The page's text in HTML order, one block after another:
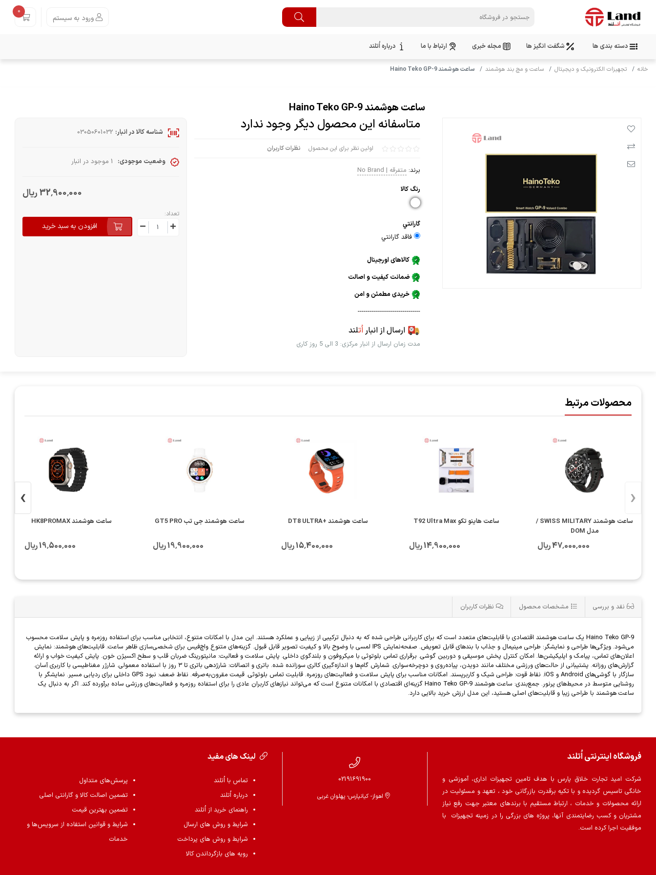
ورود به سیستم
0
دسته بندی ها شگفت انگیز ها مجله خبری ارتباط با ما درباره اُتلند
خانه تجهیزات الکترونیک و دیجیتال ساعت و مچ بند هوشمند ساعت هوشمند Haino Teko GP-9
ساعت هوشمند Haino Teko GP-9
متاسفانه این محصول دیگر وجود ندارد
اولین نظر برای این محصول نظرات کاربران
برند: متفرقه | No Brand
رنگ كالا
گارانتي
فاقد گارانتي
کالاهای اورجینال
ضمانت کیفیت و اصالت
خریدی مطمئن و امن
--------------------------------
ارسال از انباراُتلند
مدت زمان ارسال از انبار مرکزی: 3 الی 5 روز کاری
شناسه کالا در انبار: 03050601032
وضعیت موجودی: 1 موجود در انبار
32٬900٬000 ریال
تعداد:
افزودن به سبد خرید
محصولات مرتبط
ساعت هوشمند SWISS MILITARY /
مدل DOM
47٬000٬000 ریال
ساعت هاینو تکو T92 Ultra Max
14٬900٬000 ریال
ساعت هوشمند +DT8 ULTRA
15٬400٬000 ریال
ساعت هوشمند جی تب GT5 PRO
19٬900٬000 ریال
ساعت هوشمند HK8PROMAX
19٬500٬000 ریال
‹
›
نقد و بررسی مشخصات محصول نظرات کاربران
Haino Teko GP-9 یک ساعت هوشمند اقتصادی با قابلیت‌های متعدد است که برای کاربرانی طراحی شده که به دنبال ترکیبی از زیبایی و عملکرد هستند. این مدل با امکانات متنوع، انتخابی مناسب برای استفاده روزمره و پایش سلامت محسوب
می‌شود. ویژگی‌ها طراحی و نمایشگر: طراحی مینیمال و جذاب با بندهای قابل تعویض. صفحه‌نمایش IPS لمسی با وضوح بالا و کیفیت تصویر قابل قبول. گزینه‌های متنوع واچ‌فیس برای شخصی‌سازی ظاهر ساعت. قابلیت‌های هوشمند: نمایش
اعلان‌های تماس، پیامک و اپلیکیشن‌ها. امکان کنترل پخش موسیقی و دوربین گوشی. برقراری تماس بلوتوثی با میکروفون و بلندگوی داخلی. پایش سلامت و فعالیت: مانیتورینگ ضربان قلب و سطح اکسیژن خون. پایش کیفیت خواب و ارائه
گزارش‌های روزانه. پشتیبانی از حالت‌های ورزشی مختلف مانند دویدن، پیاده‌روی و دوچرخه‌سواری. شمارش گام‌ها و اندازه‌گیری کالری سوزانده شده. باتری و اتصالات: شارژدهی باتری تا ۳ روز با استفاده معمولی. شارژر مغناطیسی با کاربری آسان.
سازگار با گوشی‌های Android و iOS. نقاط قوت: طراحی شیک و کاربرپسند. امکانات مناسب برای پایش سلامت و فعالیت‌های روزمره. قابلیت تماس بلوتوثی. قیمت مقرون‌به‌صرفه. نقاط ضعف: نبود GPS داخلی برای ردیابی مسیر. نمایشگر با
روشنایی متوسط در محیط‌های پرنور. جمع‌بندی: ساعت هوشمند Haino Teko GP-9 گزینه‌ای اقتصادی با امکانات متنوع است که می‌تواند نیازهای کاربران عادی را برای استفاده روزمره و فعالیت‌های ورزشی ساده برآورده کند. اگر به دنبال یک
ساعت هوشمند با طراحی زیبا و قابلیت‌های اصلی هستید، این مدل ارزش خرید بالایی دارد.
فروشگاه اینترنتی اُتلند
شرکت امید تجارت خلاق پارس با هدف تامین تجهیزات اداری، آموزشی و
خانگی تاسیس گردیده و با تکیه برقدرت بازرگانی خود ، تعهد و مسئولیت در
ارائه محصولات و خدمات ، ارتباط مستقیم با برندهای معتبر جهت رفع نیاز
مشتریان و کسب رضایتمندی آنها، پروژه های بزرگی را در زمینه تجهیزات با
موفقیت اجرا کرده است.
02191691900
اهواز- کیانپارس- پهلوان غربی
لینک های مفید
تماس با اُتلند
درباره اُتلند
راهنمای خرید از اُتلند
شرایط و روش های ارسال
شرایط و روش های پرداخت
رویه های بازگرداندن کالا
پرسش‌های متداول
تضمین اصالت کالا و گارانتی اصلی
تضمین بهترین قیمت
شرایط و قوانین استفاده از سرویس‌ها و
خدمات